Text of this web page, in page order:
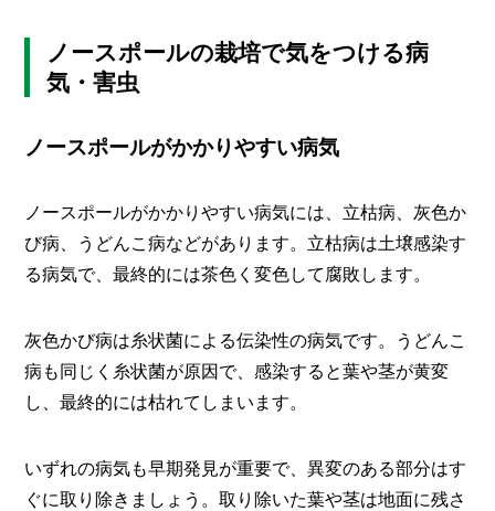
ノースポールの栽培で気をつける病
気・害虫
ノースポールがかかりやすい病気
ノースポールがかかりやすい病気には、立枯病、灰色か
び病、うどんこ病などがあります。立枯病は土壌感染す
る病気で、最終的には茶色く変色して腐敗します。
灰色かび病は糸状菌による伝染性の病気です。うどんこ
病も同じく糸状菌が原因で、感染すると葉や茎が黄変
し、最終的には枯れてしまいます。
いずれの病気も早期発見が重要で、異変のある部分はす
ぐに取り除きましょう。取り除いた葉や茎は地面に残さ